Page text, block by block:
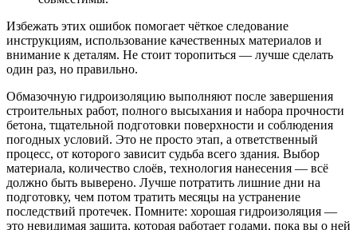
Избежать этих ошибок помогает чёткое следование
инструкциям, использование качественных материалов и
внимание к деталям. Не стоит торопиться — лучше сделать
один раз, но правильно.
Обмазочную гидроизоляцию выполняют после завершения
строительных работ, полного высыхания и набора прочности
бетона, тщательной подготовки поверхности и соблюдения
погодных условий. Это не просто этап, а ответственный
процесс, от которого зависит судьба всего здания. Выбор
материала, количество слоёв, технология нанесения — всё
должно быть выверено. Лучше потратить лишние дни на
подготовку, чем потом тратить месяцы на устранение
последствий протечек. Помните: хорошая гидроизоляция —
это невидимая защита, которая работает годами, пока вы о ней